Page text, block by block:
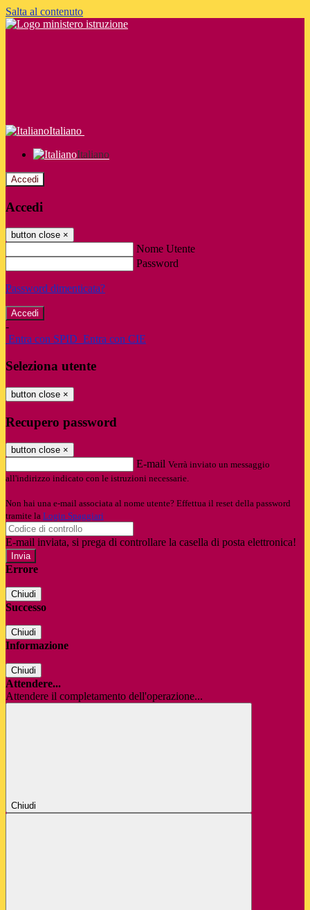
Salta al contenuto
Italiano
Italiano
Accedi
Accedi
button close ×
Nome Utente
Password
Password dimenticata?
-
Entra con SPID Entra con CIE
Seleziona utente
button close ×
Recupero password
button close ×
E-mail Verrà inviato un messaggio
all'indirizzo indicato con le istruzioni necessarie.
Non hai una e-mail associata al nome utente? Effettua il reset della password
tramite la Login Spaggiari
E-mail inviata, si prega di controllare la casella di posta elettronica!
Errore
Chiudi
Successo
Chiudi
Informazione
Chiudi
Attendere...
Attendere il completamento dell'operazione...
Chiudi